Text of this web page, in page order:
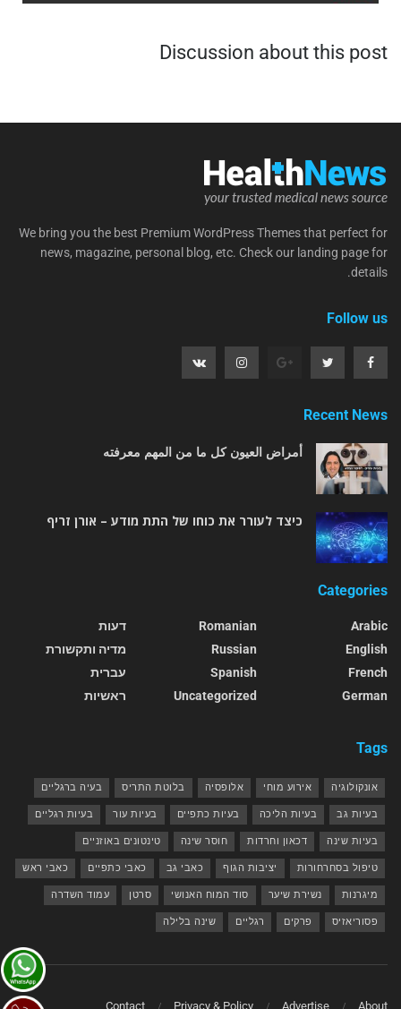
Discussion about this post
We bring you the best Premium WordPress Themes that perfect for
news, magazine, personal blog, etc. Check our landing page for
details.
Follow us
Recent News
أمراض العيون كل ما من المهم معرفته
כיצד לעורר את כוחו של התת מודע – אורן זריף
Categories
Arabic
English
French
German
Romanian
Russian
Spanish
Uncategorized
דעות
מדיה ותקשורת
עברית
ראשיות
Tags
אונקולוגיה אירוע מוחי אלופסיה בלוטת התריס בעיה ברגליים
בעיות גב בעיות הליכה בעיות כתפיים בעיות עור בעיות רגליים
בעיות שינה דכאון וחרדות חוסר שינה טינטונים באוזניים
טיפול בסחרחורות יציבות הגוף כאבי גב כאבי כתפיים כאבי ראש
מיגרנות נשירת שיער סוד המוח האנושי סרטן עמוד השדרה
פסוריאזיס פרקים רגליים שינה בלילה
About
Advertise
Privacy & Policy
Contact